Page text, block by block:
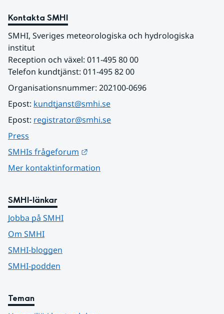
Kontakta SMHI
SMHI, Sveriges meteorologiska och hydrologiska
institut
Reception och växel: 011-495 80 00
Telefon kundtjänst: 011-495 82 00
Organisationsnummer: 202100-0696
Epost: kundtjanst@smhi.se
Epost: registrator@smhi.se
Press
SMHIs frågeforum
Mer kontaktinformation
SMHI-länkar
Jobba på SMHI
Om SMHI
SMHI-bloggen
SMHI-podden
Teman